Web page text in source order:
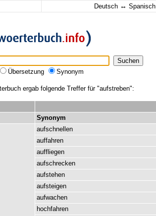
Deutsch ↔ Spanisch
Übersetzung
Synonym
ergab folgende Treffer für "aufstreben":
Synonym
aufschnellen
auffahren
auffliegen
aufschrecken
aufstehen
aufsteigen
aufwachen
hochfahren